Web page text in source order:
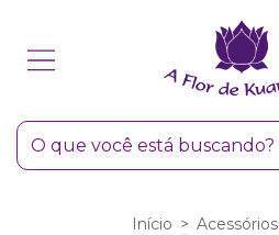
Início > Acessórios